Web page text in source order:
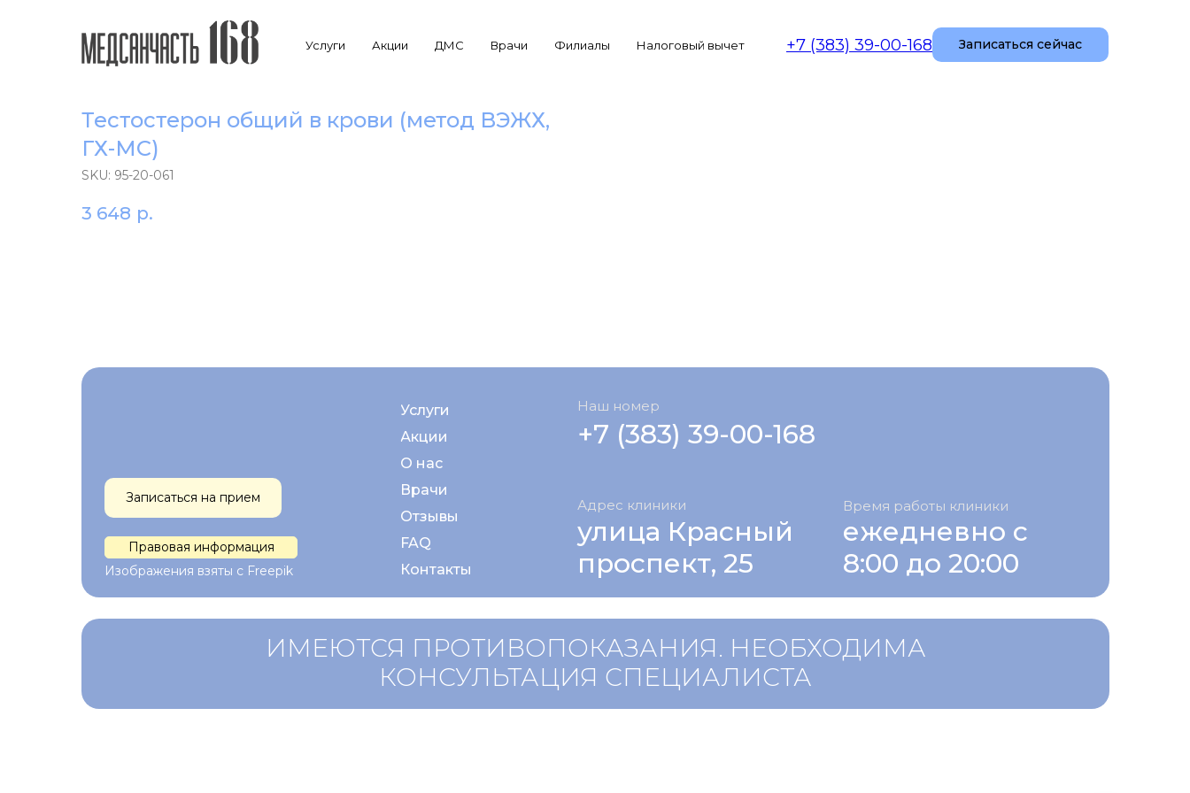
Услуги Акции ДМС Врачи Филиалы Налоговый вычет +7 (383) 39-00-168 Записаться сейчас
Тестостерон общий в крови (метод ВЭЖХ,
ГХ-МС)
SKU: 95-20-061
3 648 р.
Услуги
Правовая информация
Акции
Врачи
О нас
+7 (383) 39-00-168
Отзывы
FAQ
Контакты
Наш номер
ежедневно с
8:00 до 20:00
Время работы клиники
Адрес клиники
улица Красный
проспект, 25
Записаться на прием
Изображения взяты с Freepik
ИМЕЮТСЯ ПРОТИВОПОКАЗАНИЯ. НЕОБХОДИМА
КОНСУЛЬТАЦИЯ СПЕЦИАЛИСТА